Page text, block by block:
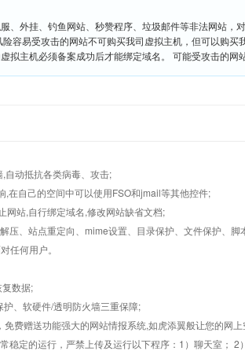
、外挂、钓鱼网站、秒赞程序、垃圾邮件等非法网站
容易受攻击的网站不可购买我司虚拟主机，但可以购买
拟主机必须备案成功后才能绑定域名。 可能受攻击的网
自动抵抗各类病毒、攻击;
在自己的空间中可以使用FSO和jmail等其他控件;
网站,自行绑定域名,修改网站缺省文档;
压、站点重定向、mime设置、目录保护、文件保护、
任何用户。
数据;
、软硬件/透明防火墙三重保障;
费赠送功能强大的网站情报系统,如虎添翼般让您的网
稳定的运行，严禁上传及运行以下程序：1）聊天室；